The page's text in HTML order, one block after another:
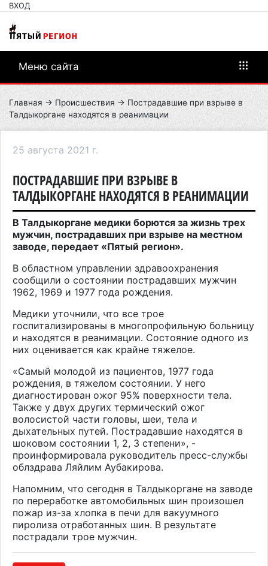
ВХОД
Меню сайта
Главная → Происшествия → Пострадавшие при взрыве в
Талдыкоргане находятся в реанимации
25 августа 2021 г.
ПОСТРАДАВШИЕ ПРИ ВЗРЫВЕ В
ТАЛДЫКОРГАНЕ НАХОДЯТСЯ В РЕАНИМАЦИИ
В Талдыкоргане медики борются за жизнь трех
мужчин, пострадавших при взрыве на местном
заводе, передает «Пятый регион».
В областном управлении здравоохранения
сообщили о состоянии пострадавших мужчин
1962, 1969 и 1977 года рождения.
Медики уточнили, что все трое
госпитализированы в многопрофильную больницу
и находятся в реанимации. Состояние одного из
них оценивается как крайне тяжелое.
«Самый молодой из пациентов, 1977 года
рождения, в тяжелом состоянии. У него
диагностирован ожог 95% поверхности тела.
Также у двух других термический ожог
волосистой части головы, шеи, тела и
дыхательных путей. Пострадавшие находятся в
шоковом состоянии 1, 2, 3 степени», -
проинформировала руководитель пресс-службы
облздрава Ляйлим Аубакирова.
Напомним, что сегодня в Талдыкоргане на заводе
по переработке автомобильных шин произошел
пожар из-за хлопка в печи для вакуумного
пиролиза отработанных шин. В результате
пострадали трое мужчин.